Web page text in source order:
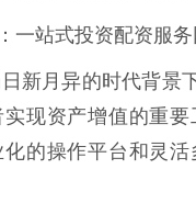
一站式投资配资服
新月异的时代背景
现资产增值的重
的操作平台和灵